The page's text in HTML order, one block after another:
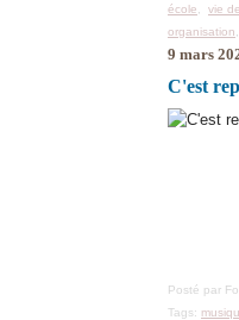
école ,vie
organisation
9 mars
C'est
Posté par
Tags: